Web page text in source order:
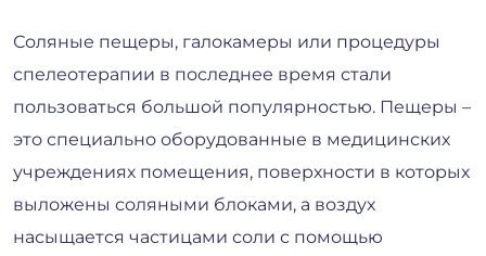
Соляные пещеры, галокамеры или процедуры
спелеотерапии в последнее время стали
пользоваться большой популярностью. Пещеры –
это специально оборудованные в медицинских
учреждениях помещения, поверхности в которых
выложены соляными блоками, а воздух
насыщается частицами соли с помощью